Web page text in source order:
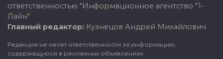
ответственностью "Информационное агентство "1-
Лайн"
Главный редактор: Кузнецов Андрей Михайлович
Редакция не несет ответственности за информацию,
содержащуюся в рекламных объявлениях.